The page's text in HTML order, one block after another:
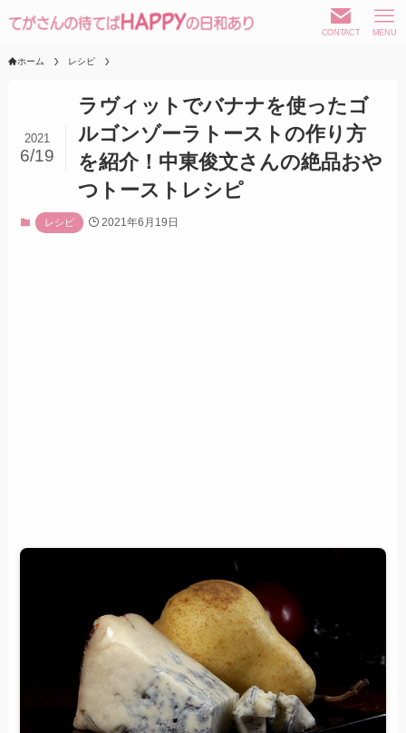
CONTACT MENU
ホーム レシピ
ラヴィットでバナナを使ったゴ
ルゴンゾーラトーストの作り方
を紹介！中東俊文さんの絶品おや
つトーストレシピ
2021
6/19
レシピ 2021年6月19日